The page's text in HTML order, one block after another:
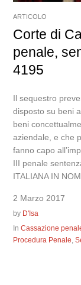
ARTICOLO
Corte di
penale,
4195
Il sequestro
disposto su beni
beni
aziendale, e che
fanno capo
III penale
ITALIANA IN
2 Marzo 2017
by D'Isa
InCassazione
Procedura Penale,